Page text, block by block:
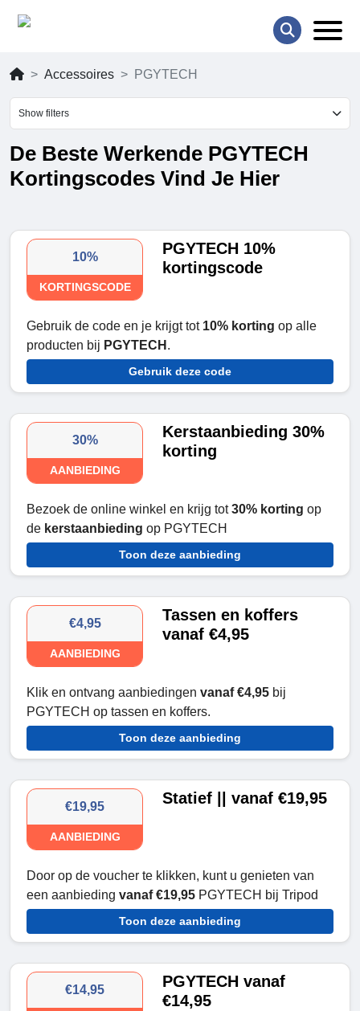
Accessoires PGYTECH
Show filters
De Beste Werkende PGYTECH
Kortingscodes Vind Je Hier
10%
KORTINGSCODE
PGYTECH 10%
kortingscode
Gebruik de code en je krijgt tot 10% korting op alle
producten bij PGYTECH .
Gebruik deze code
30%
AANBIEDING
Kerstaanbieding 30%
korting
Bezoek de online winkel en krijg tot30% korting op
de kerstaanbieding op PGYTECH
Toon deze aanbieding
€4,95
AANBIEDING
Tassen en koffers
vanaf €4,95
Klik en ontvang aanbiedingen vanaf €4,95 bij
PGYTECH op tassen en koffers.
Toon deze aanbieding
€19,95
AANBIEDING
Statief || vanaf €19,95
Door op de voucher te klikken, kunt u genieten van
een aanbieding vanaf €19,95 PGYTECH bij Tripod
Toon deze aanbieding
€14,95
PGYTECH vanaf
€14,95